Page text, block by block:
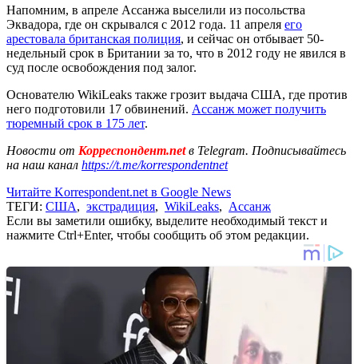
Напомним, в апреле Ассанжа выселили из посольства
Эквадора, где он скрывался с 2012 года. 11 апреля его
арестовала британская полиция, и сейчас он отбывает 50-
недельный срок в Британии за то, что в 2012 году не явился в
суд после освобождения под залог.
Основателю WikiLeaks также грозит выдача США, где против
него подготовили 17 обвинений. Ассанж может получить
тюремный срок в 175 лет.
Новости от Корреспондент.netв Telegram. Подписывайтесь
на наш канал https://t.me/korrespondentnet
Читайте Korrespondent.net в Google News
ТЕГИ: США, экстрадиция, WikiLeaks, Ассанж
Если вы заметили ошибку, выделите необходимый текст и
нажмите Ctrl+Enter, чтобы сообщить об этом редакции.